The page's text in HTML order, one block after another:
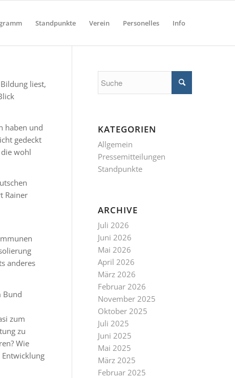
Standpunkte Verein Personelles Info
liest,
haben und
gedeckt
wohl
Rainer
anderes
Bund
zum
zu
Wie
KATEGORIEN
Allgemein
Pressemitteilungen
Standpunkte
ARCHIVE
Juli 2026
Juni 2026
Mai 2026
April 2026
März 2026
Februar 2026
November 2025
Oktober 2025
Juli 2025
Juni 2025
Mai 2025
März 2025
Februar 2025